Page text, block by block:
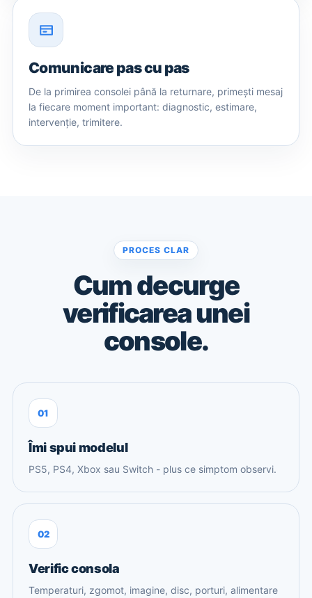
Comunicare pas cu pas
De la primirea consolei până la returnare, primești mesaj
la fiecare moment important: diagnostic, estimare,
intervenție, trimitere.
PROCES CLAR
Cum decurge
verificarea unei
console.
01
Îmi spui modelul
PS5, PS4, Xbox sau Switch - plus ce simptom observi.
02
Verific consola
Temperaturi, zgomot, imagine, disc, porturi, alimentare